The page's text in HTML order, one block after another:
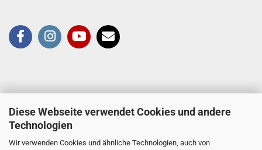
Diese Webseite verwendet Cookies und andere
Technologien
Wir verwenden Cookies und ähnliche Technologien, auch von